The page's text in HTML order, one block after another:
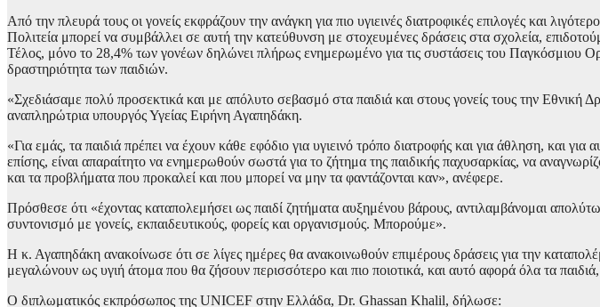
Από την πλευρά τους οι γονείς εκφράζουν την ανάγκη για πιο υγιεινές διατροφικές επιλογές και
Πολιτεία μπορεί να συμβάλλει σε αυτή την κατεύθυνση με στοχευμένες δράσεις στα σχολεία,
Τέλος, μόνο το 28,4% των γονέων δηλώνει πλήρως ενημερωμένο για τις συστάσεις του Παγκόσμιου
δραστηριότητα των παιδιών.
«Σχεδιάσαμε πολύ προσεκτικά και με απόλυτο σεβασμό στα παιδιά και στους γονείς τους την Εθνική
αναπληρώτρια υπουργός Υγείας Ειρήνη Αγαπηδάκη.
«Για εμάς, τα παιδιά πρέπει να έχουν κάθε εφόδιο για υγιεινό τρόπο διατροφής και για άθληση, και
επίσης, είναι απαραίτητο να ενημερωθούν σωστά για το ζήτημα της παιδικής παχυσαρκίας, να
και τα προβλήματα που προκαλεί και που μπορεί να μην τα φαντάζονται καν», ανέφερε.
Πρόσθεσε ότι «έχοντας καταπολεμήσει ως παιδί ζητήματα αυξημένου βάρους, αντιλαμβάνομαι
συντονισμό με γονείς, εκπαιδευτικούς, φορείς και οργανισμούς. Μπορούμε».
Η κ. Αγαπηδάκη ανακοίνωσε ότι σε λίγες ημέρες θα ανακοινωθούν επιμέρους δράσεις για την
μεγαλώνουν ως υγιή άτομα που θα ζήσουν περισσότερο και πιο ποιοτικά, και αυτό αφορά όλα τα παιδιά,
Ο διπλωματικός εκπρόσωπος της UNICEF στην Ελλάδα, Dr. Ghassan Khalil, δήλωσε: